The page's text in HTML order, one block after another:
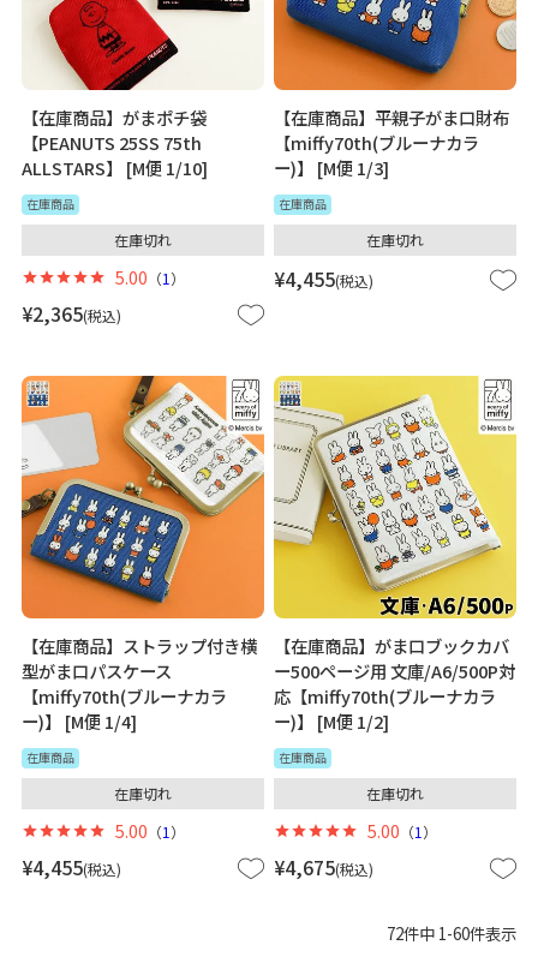
【在庫商品】がまポチ袋
【PEANUTS 25SS 75th
ALLSTARS】 [M便 1/10]
在庫商品
¥2,365 税込
在庫切れ
5.00 （1 ）
【在庫商品】平親子がま口財布
【miffy70th(ブルーナカラ
ー)】 [M便 1/3]
在庫商品
¥4,455 税込
在庫切れ
【在庫商品】ストラップ付き横
型がま口パスケース
【miffy70th(ブルーナカラ
ー)】 [M便 1/4]
在庫商品
¥4,455 税込
在庫切れ
5.00 （1）
【在庫商品】がま口ブックカバ
ー500ページ用 文庫/A6/500P対
応【miffy70th(ブルーナカラ
ー)】 [M便 1/2]
在庫商品
¥4,675 税込
在庫切れ
5.00 （1）
72件中 1-60件表示